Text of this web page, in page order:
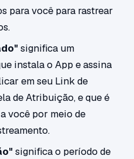
para você para rastrear
significa um
instala o App e assina
em seu Link de
de Atribuição, e que é
você por meio de
significa o período de